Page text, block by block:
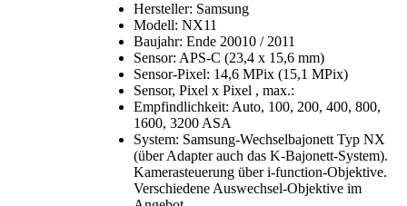
Hersteller: Samsung
Modell: NX11
Baujahr: Ende 20010 / 2011
Sensor: APS-C (23,4 x 15,6 mm)
Sensor-Pixel: 14,6 MPix (15,1 MPix)
Sensor, Pixel x Pixel , max.:
Empfindlichkeit: Auto, 100, 200, 400, 800,
1600, 3200 ASA
System: Samsung-Wechselbajonett Typ NX
(über Adapter auch das K-Bajonett-System).
Kamerasteuerung über i-function-Objektive.
Verschiedene Auswechsel-Objektive im